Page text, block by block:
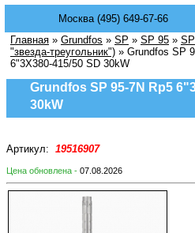
Москва (495) 649-67-66
Главная » Grundfos » SP » SP 95 »
"звезда-треугольник") » Grundfos SP
6"3X380-415/50 SD 30kW
Grundfos SP 95-7N Rp5
30kW
Артикул: 19516907
Цена обновлена - 07.08.2026